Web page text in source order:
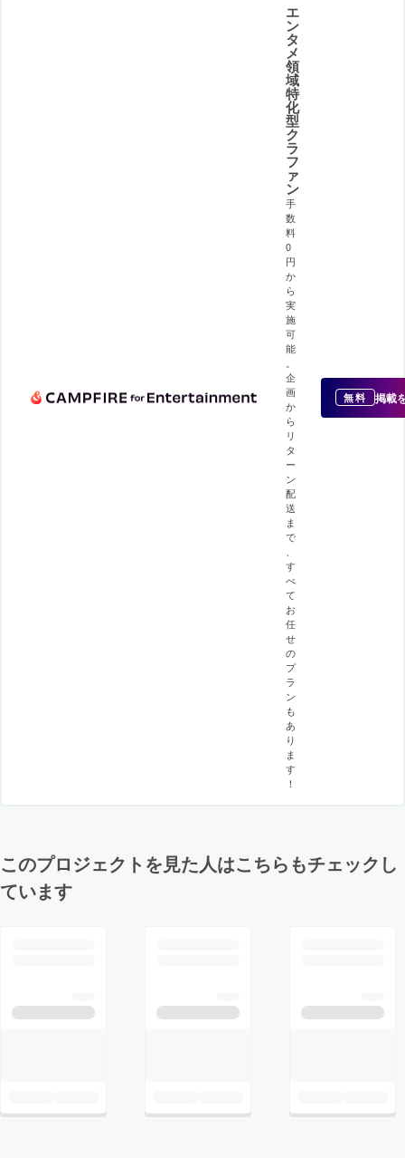
エ
ン
タ
メ
領
域
特
化
型
ク
ラ
フ
ァ
ン
手
数
料
0
円
か
ら
実
施
可
能
企
画
か
ら
リ
タ
ー
ン
配
送
ま
で
す
べ
て
お
任
せ
の
プ
ラ
ン
も
あ
り
ま
す
！
無料 掲載
このプロジェクトを見た人はこちらもチェックし
ています